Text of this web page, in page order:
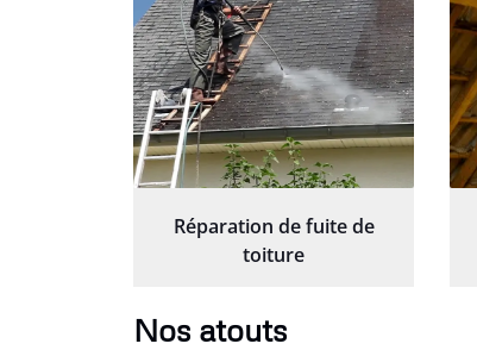
Réparation de fuite de
toiture
Nos atouts